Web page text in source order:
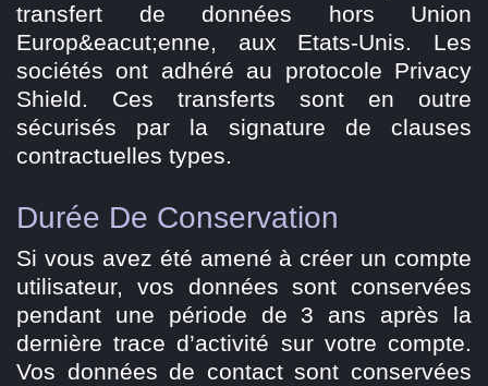
transfert de données hors Union
Europ&eacut;enne, aux Etats-Unis. Les
sociétés ont adhéré au protocole Privacy
Shield. Ces transferts sont en outre
sécurisés par la signature de clauses
contractuelles types.
Durée De Conservation
Si vous avez été amené à créer un compte
utilisateur, vos données sont conservées
pendant une période de 3 ans après la
dernière trace d’activité sur votre compte.
Vos données de contact sont conservées